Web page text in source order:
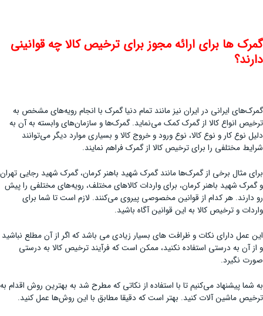
گمرک ها برای ارائه مجوز برای ترخیص کالا چه قوانینی
دارند؟
گمرک‌های ایرانی در ایران نیز مانند تمام دنیا گمرک با انجام رویه‌های مشخص به
ترخیص انواع کالا از گمرک کمک می‌نماید. گمرک‌ها و سازمان‌های وابسته به آن به
دلیل نوع کار و نوع کالا، نوع ورود و خروج کالا و بسیاری موارد دیگر می‌توانند
شرایط مختلفی را برای ترخیص کالا از گمرک فراهم نمایند.
برای مثال برخی از گمرک‌ها مانند گمرک شهید باهنر کرمان، گمرک شهید رجایی تهران
و گمرک شهید باهنر کرمان، برای واردات کالاهای مختلف، رویه‌های مختلفی را پیش
رو دارند. هر کدام از قوانین مخصوصی پیروی می‌کنند. لازم است تا شما برای
واردات و ترخیص کالا به این قوانین آگاه باشید.
این عمل دارای نکات و ظرافت های بسیار زیادی می باشد که اگر از آن مطلع نباشید
و از آن به درستی استفاده نکنید، ممکن است که فرآیند ترخیص کالا به درستی
صورت نگیرد.
به شما پیشنهاد می‌کنیم تا با استفاده از نکاتی که مطرح شد به بهترین روش اقدام به
ترخیص ماشین آلات کنید. بهتر است که دقیقا مطابق با این روش‌ها عمل کنید.